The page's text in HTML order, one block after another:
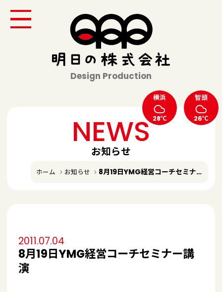
Design Production
横浜
28℃
智頭
26℃
ホーム お知らせ 8月19日YMG経営コーチセミナー講演
NEWS
お知らせ
2011.07.04
8月19日YMG経営コーチセミナー講
演